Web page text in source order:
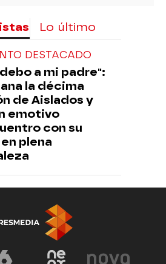
Lo último
DESTACADO
a mi padre":
la décima
de Aislados y
emotivo
con su
plena